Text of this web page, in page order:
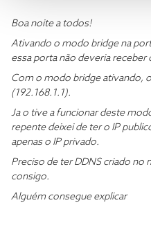
Boa noite a todos!
Ativando o modo bridge na
essa porta não deveria receber
Com o modo bridge ativando,
(192.168.1.1).
Ja o tive a funcionar deste
repente deixei de ter o IP
apenas o IP privado.
Preciso de ter DDNS criado
consigo.
Alguém consegue explicar